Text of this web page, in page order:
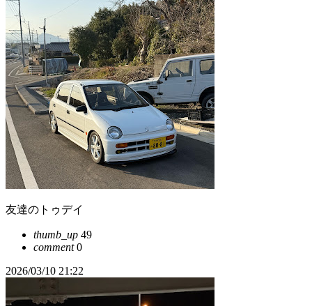
友達のトゥデイ
thumb_up 49
comment0
2026/03/10 21:22